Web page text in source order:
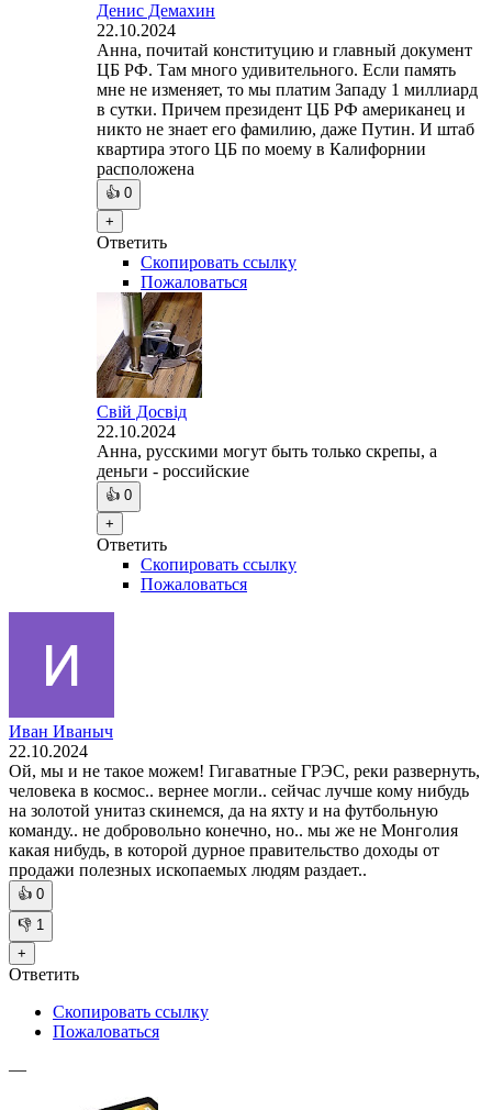
Денис Демахин
22.10.2024
Анна, почитай конституцию и главный документ
ЦБ РФ. Там много удивительного. Если память
мне не изменяет, то мы платим Западу 1 миллиард
в сутки. Причем президент ЦБ РФ американец и
никто не знает его фамилию, даже Путин. И штаб
квартира этого ЦБ по моему в Калифорнии
расположена
👍 0
+
Ответить
Скопировать ссылку
Пожаловаться
Свій Досвід
22.10.2024
Анна, русскими могут быть только скрепы, а
деньги - российские
👍 0
+
Ответить
Скопировать ссылку
Пожаловаться
Иван Иваныч
22.10.2024
Ой, мы и не такое можем! Гигаватные ГРЭС, реки развернуть,
человека в космос.. вернее могли.. сейчас лучше кому нибудь
на золотой унитаз скинемся, да на яхту и на футбольную
команду.. не добровольно конечно, но.. мы же не Монголия
какая нибудь, в которой дурное правительство доходы от
продажи полезных ископаемых людям раздает..
👍 0
👎 1
+
Ответить
Скопировать ссылку
Пожаловаться
—